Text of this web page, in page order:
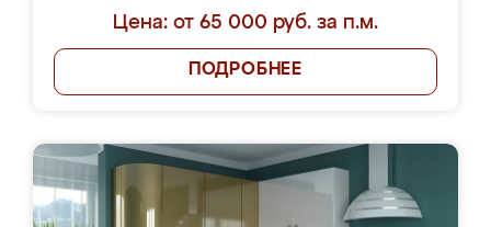
Цена: от 65 000 руб. за п.м.
ПОДРОБНЕЕ